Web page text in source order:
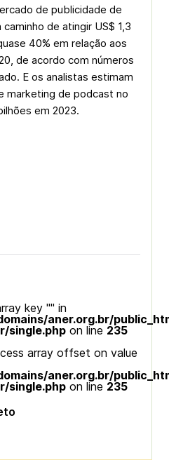
de publicidade de
de atingir US$ 1,3
40% em relação aos
de acordo com números
E os analistas estimam
marketing de podcast no
em 2023.
key "" in
aner.org.br/
single.php on line 235
array offset on value
aner.org.br/
single.php on line 235